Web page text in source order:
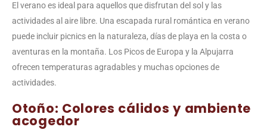
El verano es ideal para aquellos que disfrutan del sol y las
actividades al aire libre. Una escapada rural romántica en verano
puede incluir picnics en la naturaleza, días de playa en la costa o
aventuras en la montaña. Los Picos de Europa y la Alpujarra
ofrecen temperaturas agradables y muchas opciones de
actividades.
Otoño: Colores cálidos y ambiente
acogedor